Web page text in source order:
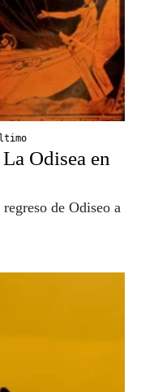
Odisea en
de Odiseo a